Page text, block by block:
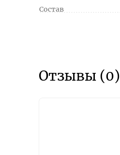
Состав
Отзывы (0)